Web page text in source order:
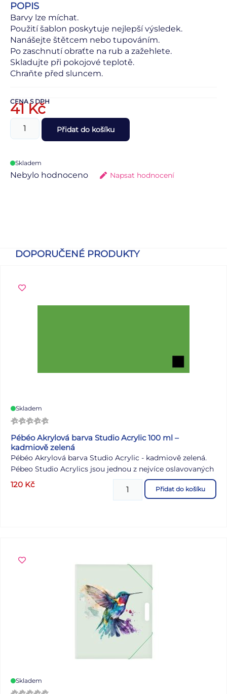
POPIS
Barvy lze míchat.
Použití šablon poskytuje nejlepší výsledek.
Nanášejte štětcem nebo tupováním.
Po zaschnutí obraťte na rub a zažehlete.
Skladujte při pokojové teplotě.
Chraňte před sluncem.
CENA S DPH
41Kč
Přidat do košíku
Skladem
Nebylo hodnoceno Napsat hodnocení
DOPORUČENÉ PRODUKTY
Skladem
Pébéo Akrylová barva Studio Acrylic 100 ml –
kadmiově zelená
Pébéo Akrylová barva Studio Acrylic - kadmiově zelená.
Pébeo Studio Acrylics jsou jednou z nejvíce oslavovaných
řad akrylových barev, milovaných umělci po celém světě i
u nás. Tyto akrylové barvy, které se dají ředit vodou,
vynikají matně saténovým vzhledem, který dodá vašim
malbu, takže vaše umění získá jedinečný trojrozměrný
efekt. Ať už je použijete samostatně, nebo v kombinaci s
rozmanitými doplňky Studio Acrylics, možnosti jsou
neomezené a vždy dosáhnete požadovaného efektu.
Barva: kadmiově zelená
120 Kč Přidat do košíku
Skladem